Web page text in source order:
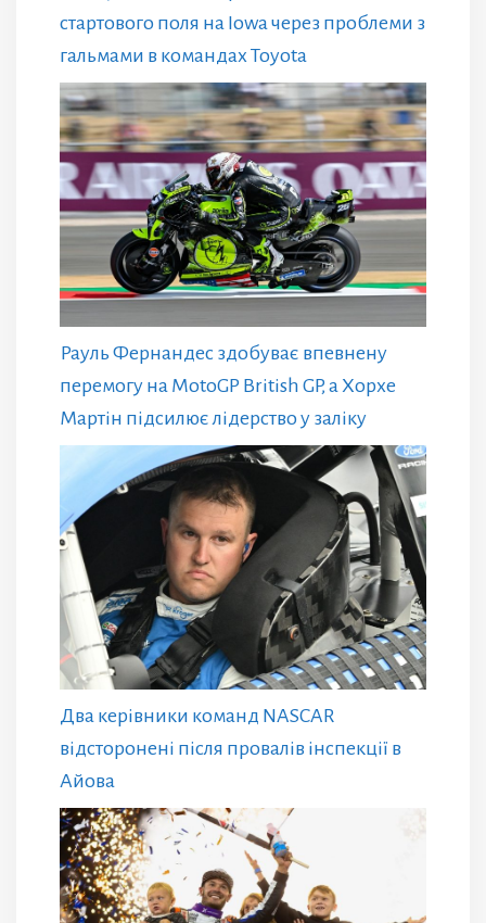
стартового поля на Iowa через проблеми з
гальмами в командах Toyota
Рауль Фернандес здобуває впевнену
перемогу на MotoGP British GP, а Хорхе
Мартін підсилює лідерство у заліку
Два керівники команд NASCAR
відсторонені після провалів інспекції в
Айова